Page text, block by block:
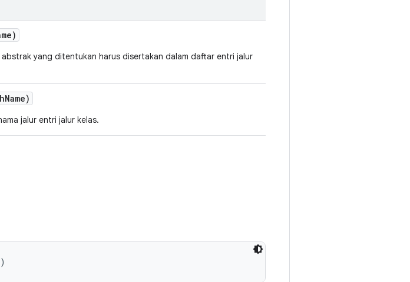
abstrak yang ditentukan harus disertakan dalam daftar entri jalur
Name)
jalur entri jalur kelas.